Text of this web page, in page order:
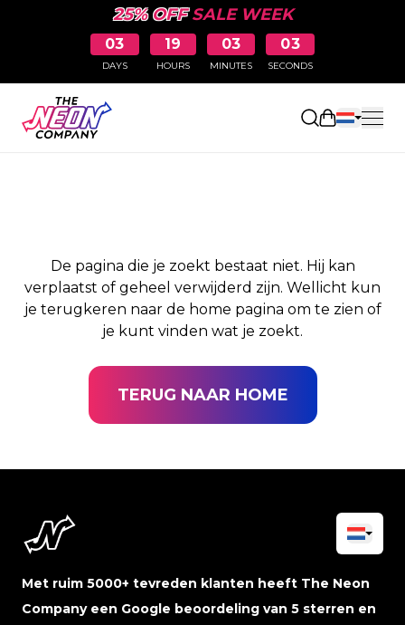
25% OFFSALE WEEK
03
DAYS
19
HOURS
03
MINUTES
03
SECONDS
PAGINA NIET
De pagina die je zoekt bestaat niet. Hij kan
verplaatst of geheel verwijderd zijn. Wellicht kun
je terugkeren naar de home pagina om te zien of
je kunt vinden wat je zoekt.
TERUG NAAR HOME
Met ruim 5000+ tevreden klanten heeft The Neon
Company een Google beoordeling van 5 sterren en